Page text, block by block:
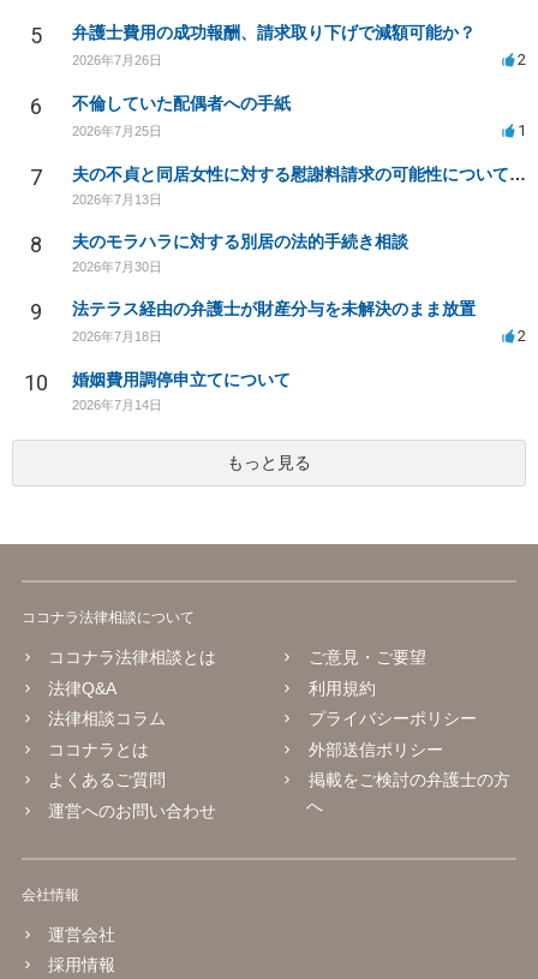
5 弁護士費用の成功報酬、請求取り下げで減額可能か？
2026年7月26日 2
6 不倫していた配偶者への手紙
2026年7月25日 1
7 夫の不貞と同居女性に対する慰謝料請求の可能性について相談
2026年7月13日
8 夫のモラハラに対する別居の法的手続き相談
2026年7月30日
9 法テラス経由の弁護士が財産分与を未解決のまま放置
2026年7月18日 2
10 婚姻費用調停申立てについて
2026年7月14日
もっと見る
ココナラ法律相談について
ココナラ法律相談とは
法律Q&A
法律相談コラム
ココナラとは
よくあるご質問
運営へのお問い合わせ
ご意見・ご要望
利用規約
プライバシーポリシー
外部送信ポリシー
掲載をご検討の弁護士の方
へ
会社情報
運営会社
採用情報